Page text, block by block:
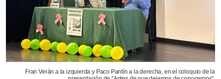
Fran Verán a la izquierda y Paco Pantín a la derecha, en el coloquio de la